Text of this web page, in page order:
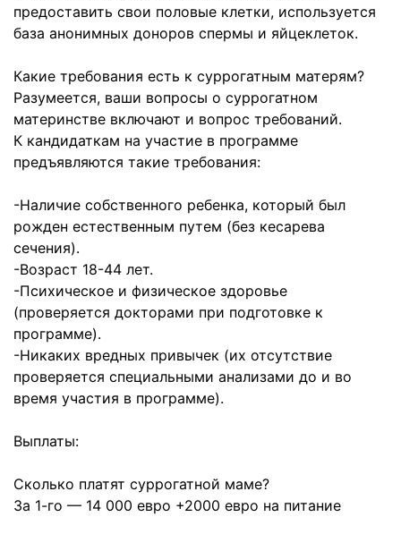
предоставить свои половые клетки, используется
база анонимных доноров спермы и яйцеклеток.
Какие требования есть к суррогатным матерям?
Разумеется, ваши вопросы о суррогатном
материнстве включают и вопрос требований.
К кандидаткам на участие в программе
предъявляются такие требования:
-Наличие собственного ребенка, который был
рожден естественным путем (без кесарева
сечения).
-Возраст 18-44 лет.
-Психическое и физическое здоровье
(проверяется докторами при подготовке к
программе).
-Никаких вредных привычек (их отсутствие
проверяется специальными анализами до и во
время участия в программе).
Выплаты:
Сколько платят суррогатной маме?
За 1-го — 14 000 евро +2000 евро на питание